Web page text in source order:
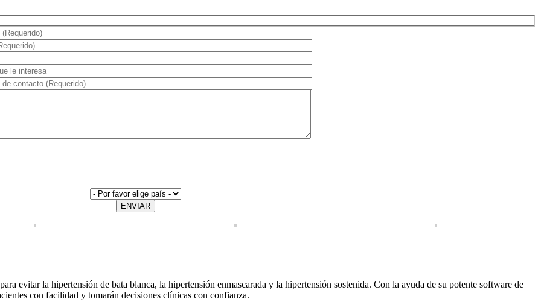
ENVIAR
evitar la hipertensión de bata blanca, la hipertensión enmascarada y la hipertensión sostenida. Con la ayuda de su potente software de
con facilidad y tomarán decisiones clínicas con confianza.